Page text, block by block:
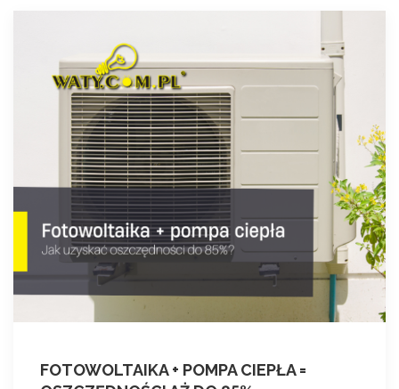
FOTOWOLTAIKA + POMPA CIEPŁA =